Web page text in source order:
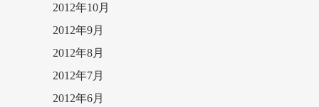
2012年10月
2012年9月
2012年8月
2012年7月
2012年6月